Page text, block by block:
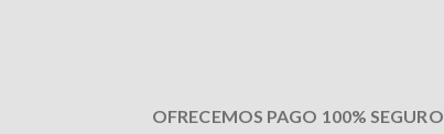
OFRECEMOS PAGO 100% SEGURO